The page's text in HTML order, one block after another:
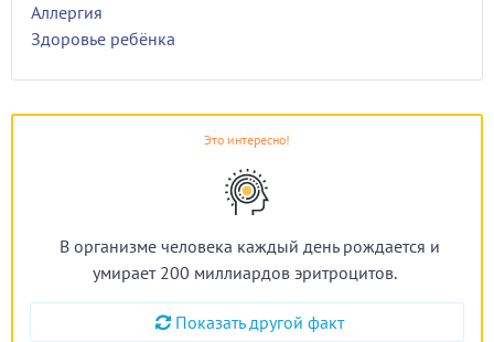
Аллергия
Здоровье ребёнка
Это интересно!
В организме человека каждый день рождается и
умирает 200 миллиардов эритроцитов.
Показать другой факт